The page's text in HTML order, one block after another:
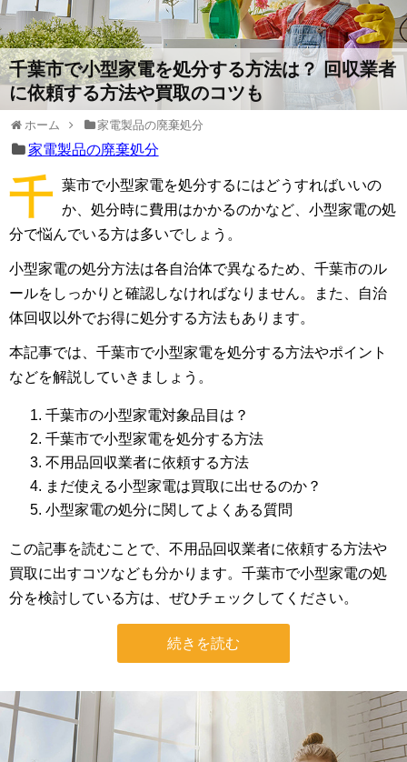
千葉市で小型家電を処分する方法は？ 回収業者
に依頼する方法や買取のコツも
ホーム 家電製品の廃棄処分
家電製品の廃棄処分
千 葉市で小型家電を処分するにはどうすればいいの
か、処分時に費用はかかるのかなど、小型家電の処
分で悩んでいる方は多いでしょう。
小型家電の処分方法は各自治体で異なるため、千葉市のル
ールをしっかりと確認しなければなりません。また、自治
体回収以外でお得に処分する方法もあります。
本記事では、千葉市で小型家電を処分する方法やポイント
などを解説していきましょう。
千葉市の小型家電対象品目は？
千葉市で小型家電を処分する方法
不用品回収業者に依頼する方法
まだ使える小型家電は買取に出せるのか？
小型家電の処分に関してよくある質問
この記事を読むことで、不用品回収業者に依頼する方法や
買取に出すコツなども分かります。千葉市で小型家電の処
分を検討している方は、ぜひチェックしてください。
続きを読む